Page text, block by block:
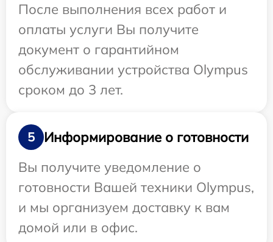
После выполнения всех работ и
оплаты услуги Вы получите
документ о гарантийном
обслуживании устройства Olympus
сроком до 3 лет.
5
Информирование о готовности
Вы получите уведомление о
готовности Вашей техники Olympus,
и мы организуем доставку к вам
домой или в офис.